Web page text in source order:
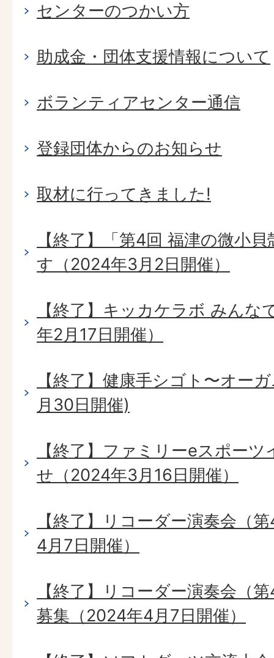
センターのつかい方
助成金・団体支援情報について
ボランティアセンター通信
登録団体からのお知らせ
取材に行ってきました!
【終了】「第4回 福津の微小
す（2024年3月2日開催）
【終了】キッカケラボ みんな
年2月17日開催）
【終了】健康手シゴト〜オー
月30日開催)
【終了】ファミリーeスポー
せ（2024年3月16日開催）
【終了】リコーダー演奏会（
4月7日開催）
【終了】リコーダー演奏会（
募集（2024年4月7日開催）